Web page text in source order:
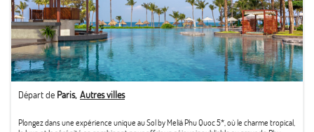
Départ de Paris Autres villes
Plongez dans une expérience unique au Sol by Meliá Phu Quoc 5*, où le charme tropical,